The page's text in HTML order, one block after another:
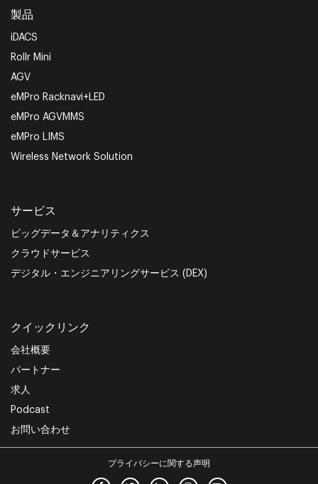
製品
iDACS
Rollr Mini
AGV
eMPro Racknavi+LED
eMPro AGVMMS
eMPro LIMS
Wireless Network Solution
サービス
ビッグデータ＆アナリティクス
クラウドサービス
デジタル・エンジニアリングサービス (DEX)
クイックリンク
会社概要
パートナー
求人
Podcast
お問い合わせ
プライバシーに関する声明